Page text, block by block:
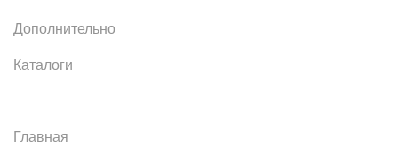
Дополнительно
Каталоги
Главная